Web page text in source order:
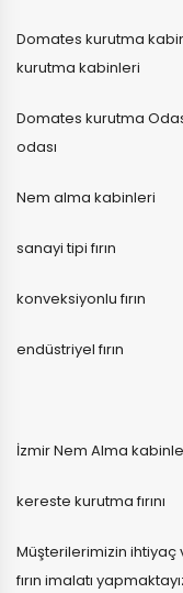
Domates kurutma
kurutma kabinleri
Domates kurutma
odası
Nem alma kabinleri
sanayi tipi fırın
konveksiyonlu fırın
endüstriyel fırın
İzmir Nem Alma
kereste kurutma fırını
Müşterilerimizin
fırın imalatı